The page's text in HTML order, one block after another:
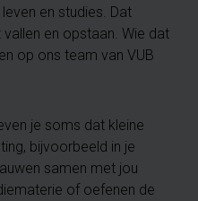
en studies. Dat
en opstaan. Wie dat
op ons team van VUB
je soms dat kleine
bijvoorbeeld in je
samen met jou
of oefenen de